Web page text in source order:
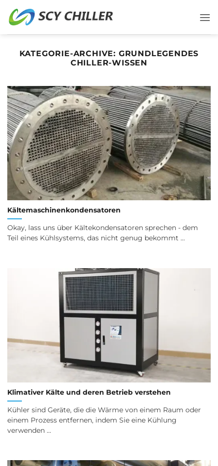
Inhalt
KATEGORIE-ARCHIVE: GRUNDLEGENDES
CHILLER-WISSEN
Kältemaschinenkondensatoren
Okay, lass uns über Kältekondensatoren sprechen - dem
Teil eines Kühlsystems, das nicht genug bekommt ...
Klimativer Kälte und deren Betrieb verstehen
Kühler sind Geräte, die die Wärme von einem Raum oder
einem Prozess entfernen, indem Sie eine Kühlung
verwenden ...